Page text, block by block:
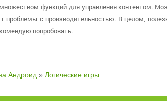
функций для управления контентом.
проблемы с производительностью. В целом,
попробовать.
Андроид » Логические игры